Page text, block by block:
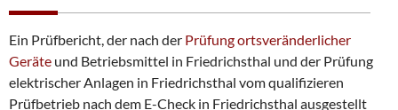
Ein Prüfbericht, der nach der Prüfung ortsveränderlicher
Geräte und Betriebsmittel in Friedrichsthal und der Prüfung
elektrischer Anlagen in Friedrichsthal vom qualifizieren
Prüfbetrieb nach dem E-Check in Friedrichsthal ausgestellt